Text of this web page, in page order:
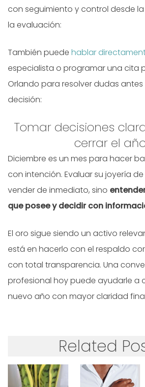
con seguimiento y control desde
la evaluación:
También puede hablar
especialista o programar una cita
Orlando para resolver dudas
decisión:
Tomar decisiones
cerrar el
Diciembre es un mes para hacer
con intención. Evaluar su joyería
vender de inmediato, sino
que posee y decidir con
El oro sigue siendo un activo
está en hacerlo con el respaldo
con total transparencia. Una
profesional hoy puede ayudarle a
nuevo año con mayor claridad
Related